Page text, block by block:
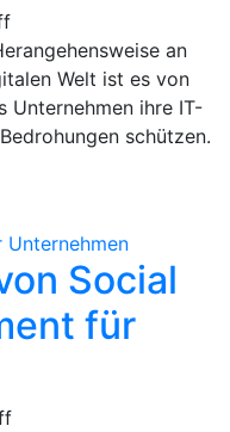
an
Welt ist es von
Unternehmen ihre IT-
schützen.
Social
für